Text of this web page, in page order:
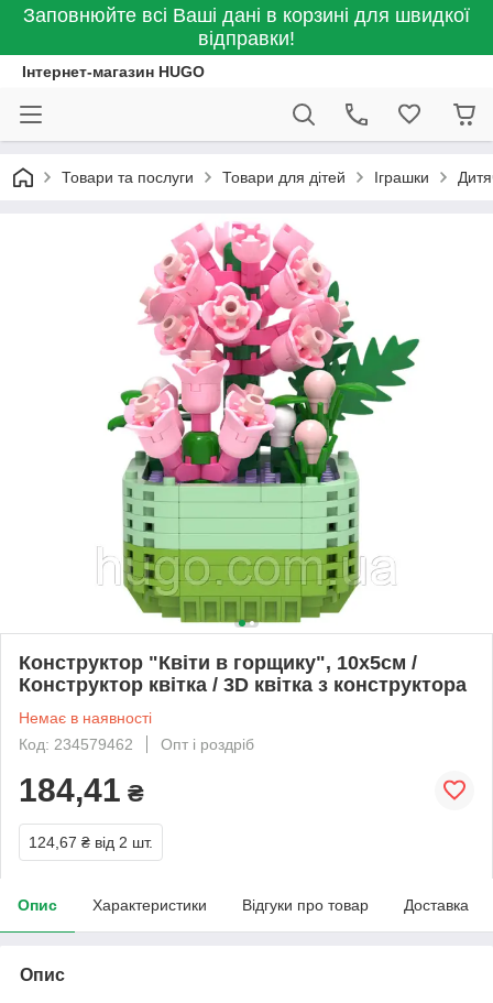
Заповнюйте всі Ваші дані в корзині для швидкої
відправки!
Інтернет-магазин HUGO
Товари та послуги Товари для дітей Іграшки
Конструктор "Квіти в горщику", 10х5см /
Конструктор квітка / 3D квітка з конструктора
Немає в наявності
Код: 234579462
Опт і роздріб
184,41 ₴
124,67 ₴ від 2 шт.
Опис Характеристики Відгуки про товар Доставка
Опис